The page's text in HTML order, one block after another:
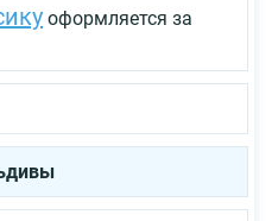
оформляется за